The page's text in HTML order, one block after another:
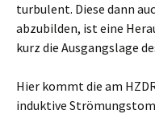
turbulent. Diese dann
abzubilden, ist eine
kurz die Ausgangslage
Hier kommt die am
induktive